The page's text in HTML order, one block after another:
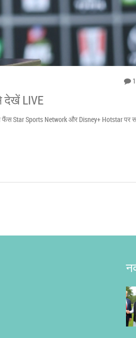
देखें LIVE
Star Sports Network और Disney+ Hotstar पर